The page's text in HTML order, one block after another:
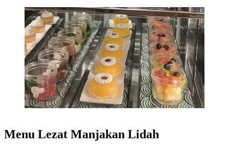
Santapan Lezat di Disney Adventure Cruise
Menu Lezat Manjakan Lidah